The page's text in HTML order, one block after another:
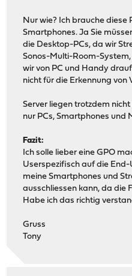
Nur wie? Ich brauche diese
Smartphones. Ja Sie
die Desktop-PCs, da wir
Sonos-Multi-Room-
wir von PC und Handy
nicht für die Erkennung von
Server liegen trotzdem
nur PCs, Smartphones
Fazit:
Ich solle lieber eine GPO
Userspezifisch auf die
meine Smartphones und
ausschliessen kann, da die
Habe ich das richtig
Gruss
Tony